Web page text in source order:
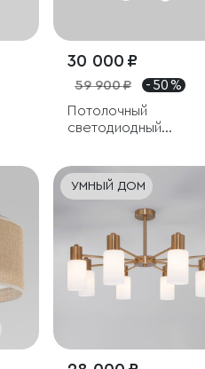
30 000 ₽
59 900 ₽
- 50 %
Потолочный
светодиодный
УМНЫЙ ДОМ